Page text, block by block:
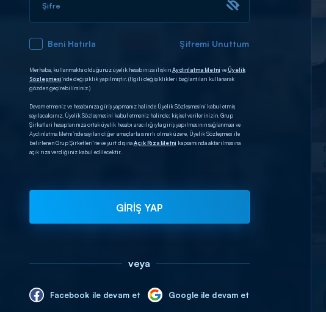
Şifre
Beni Hatırla Şifremi Unuttum
Merhaba, kullanmakta olduğunuz üyelik hesabınıza ilişkinAydınlatma Metni veÜyelik
Sözleşmesi’nde değişiklik yapılmıştır. (İlgili değişiklikleri bağlantıları kullanarak
gözden geçirebilirsiniz.)
Devam etmeniz ve hesabınıza giriş yapmanız halinde Üyelik Sözleşmesini kabul etmiş
sayılacaksınız. Üyelik Sözleşmesini kabul etmeniz halinde; kişisel verilerinizin, Grup
Şirketleri hesaplarınıza ortak üyelik hesabı aracılığıyla giriş yapılmasının sağlanması ve
Aydınlatma Metni’nde sayılan diğer amaçlarla sınırlı olmak üzere, Üyelik Sözleşmesi ile
belirlenen Grup Şirketleri’ne ve yurt dışınaAçık Rıza Metni kapsamında aktarılmasına
açık rıza verdiğiniz kabul edilecektir.
GİRİŞ YAP
veya
Facebook ile devam et Google ile devam et